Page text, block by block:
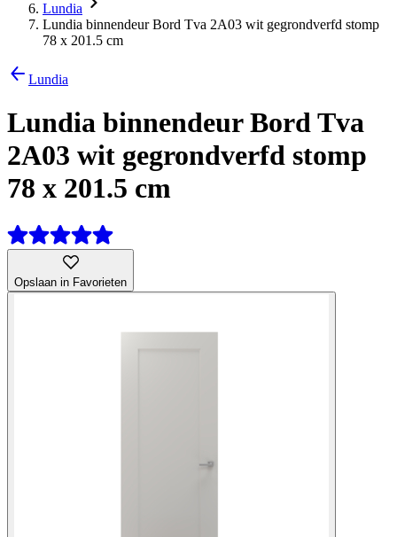
Lundia
Lundia binnendeur Bord Tva 2A03 wit gegrondverfd stomp
78 x 201.5 cm
Lundia
Lundia binnendeur Bord Tva
2A03 wit gegrondverfd stomp
78 x 201.5 cm
Opslaan in Favorieten